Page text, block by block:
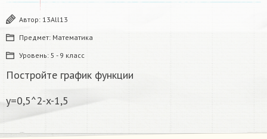
Автор: 13All13
Предмет: Математика
Уровень: 5 - 9 класс
Постройте график функции
y=0,5^2-x-1,5